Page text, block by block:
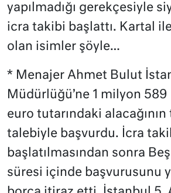
yapılmadığı gerekçesiyle
icra takibi başlattı. Kartal
olan isimler şöyle…
* Menajer Ahmet Bulut
Müdürlüğü’ne 1 milyon
euro tutarındaki
talebiyle başvurdu. İcra
başlatılmasından sonra
süresi içinde başvurusunu